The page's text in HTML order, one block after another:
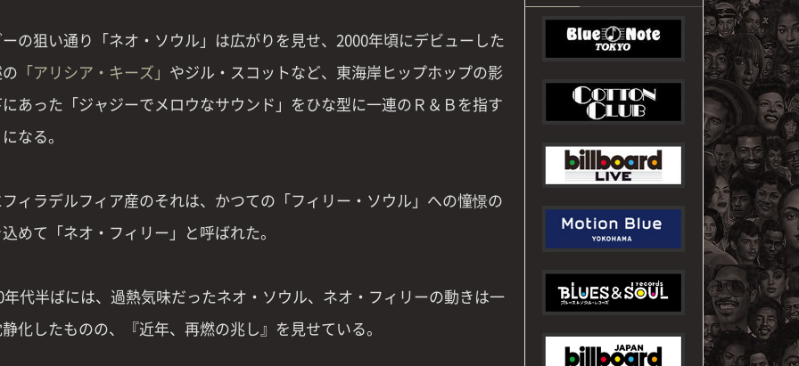
の狙い通り「ネオ・ソウル」は広がりを見せ、2000年頃にデビューした
「アリシア・キーズ」 やジル・スコットなど、東海岸ヒップホップの影
あった「ジャジーでメロウなサウンド」をひな型に一連のＲ＆Ｂを指す
なる。
ィラデルフィア産のそれは、かつての「フィリー・ソウル」への憧憬の
めて「ネオ・フィリー」と呼ばれた。
年代半ばには、過熱気味だったネオ・ソウル、ネオ・フィリーの動きは一
化したものの、『近年、再燃の兆し』を見せている。